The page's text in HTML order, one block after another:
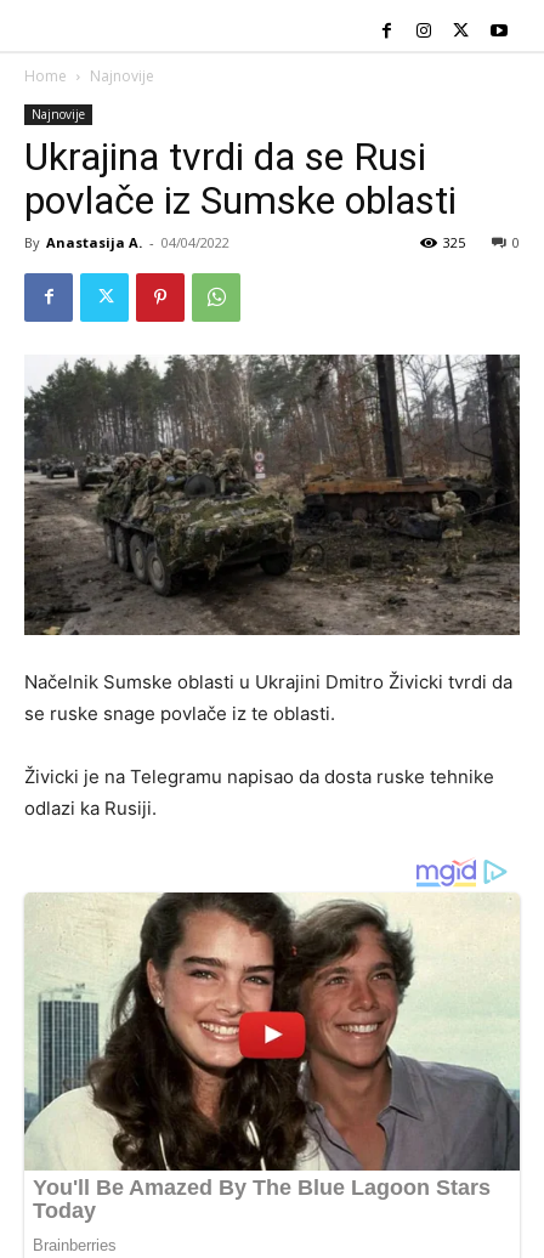
Home Najnovije
Najnovije
Ukrajina tvrdi da se Rusi
povlače iz Sumske oblasti
By Anastasija A. - 04/04/2022 0
325
Načelnik Sumske oblasti u Ukrajini Dmitro Živicki tvrdi da
se ruske snage povlače iz te oblasti.
Živicki je na Telegramu napisao da dosta ruske tehnike
odlazi ka Rusiji.